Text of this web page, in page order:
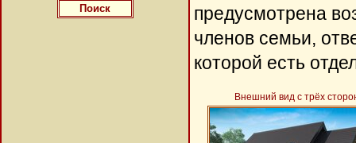
предусмотрена
членов семьи,
которой есть
Внешний вид с трёх